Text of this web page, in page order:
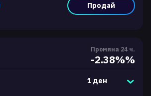
Продай
Промяна 24 ч.
-2.38%%
1 ден